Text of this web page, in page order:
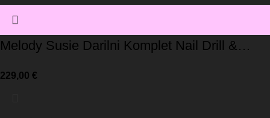
Melody Susie Darilni Komplet Nail Drill &
229,00 €